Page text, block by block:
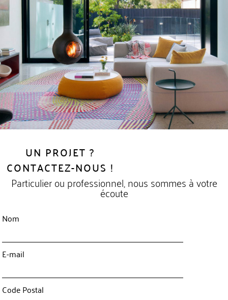
UN PROJET ?
CONTACTEZ-NOUS !
Particulier ou professionnel, nous sommes à votre
écoute
Nom
E-mail
Code Postal